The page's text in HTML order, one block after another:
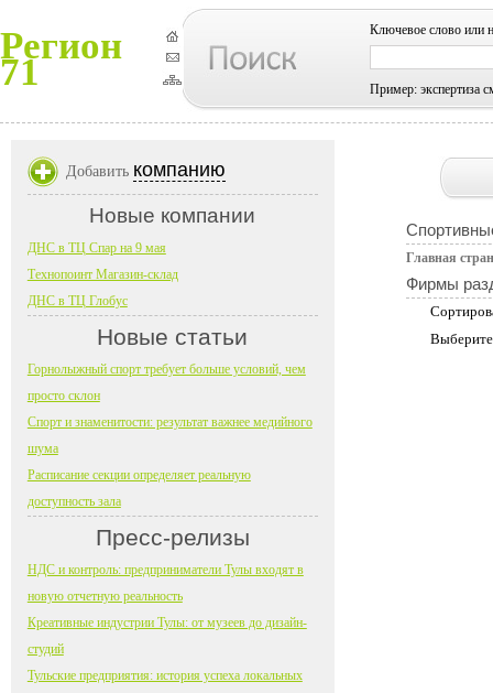
Регион
71
Ключевое слово или
Пример: экспертиза
Главная
Фирмы
Добавить компанию
Новые компании
ДНС в ТЦ Спар на 9 мая
Технопоинт Магазин-склад
ДНС в ТЦ Глобус
Новые статьи
Горнолыжный спорт требует больше условий, чем
просто склон
Спорт и знаменитости: результат важнее медийного
шума
Расписание секции определяет реальную
доступность зала
Пресс-релизы
НДС и контроль: предприниматели Тулы входят в
новую отчетную реальность
Креативные индустрии Тулы: от музеев до дизайн-
студий
Тульские предприятия: история успеха локальных